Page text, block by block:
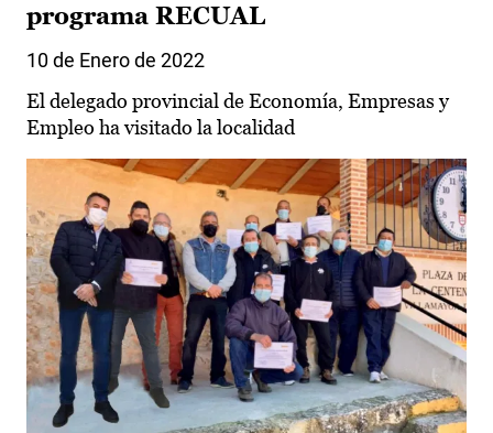
programa RECUAL
10 de Enero de 2022
El delegado provincial de Economía, Empresas y
Empleo ha visitado la localidad